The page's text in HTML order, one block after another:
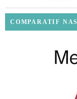
COMPARATIF NAS